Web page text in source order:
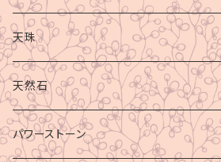
天珠
天然石
パワーストーン